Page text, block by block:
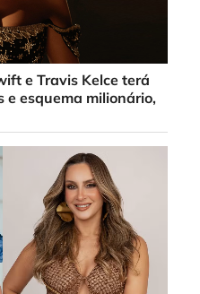
e Travis Kelce terá
e esquema milionário,